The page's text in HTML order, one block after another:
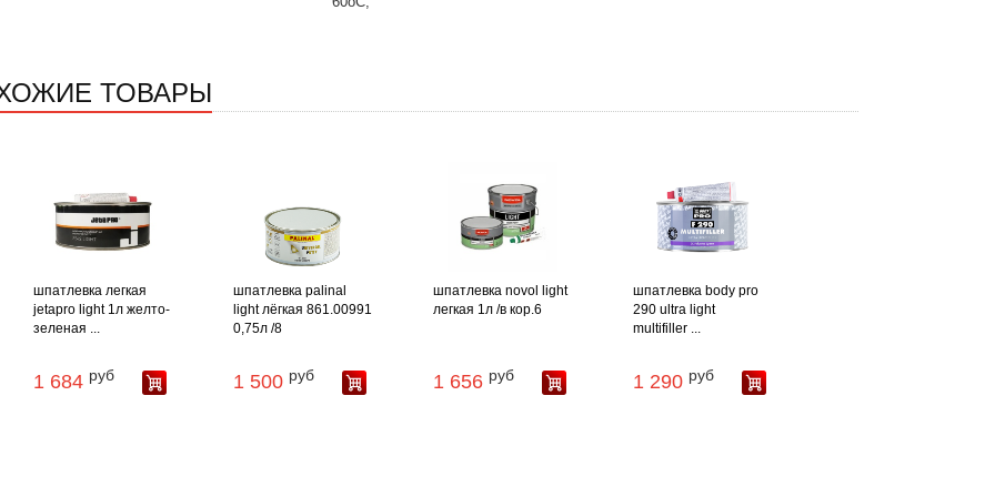
ТОВАРЫ
шпатлевка легкая
jetapro light 1л желто-
зеленая ...
1 684 руб
шпатлевка palinal
light лёгкая 861.00991
0,75л /8
1 500 руб
шпатлевка novol light
легкая 1л /в кор.6
1 656 руб
шпатлевка body pro
290 ultra light
multifiller ...
1 290 руб